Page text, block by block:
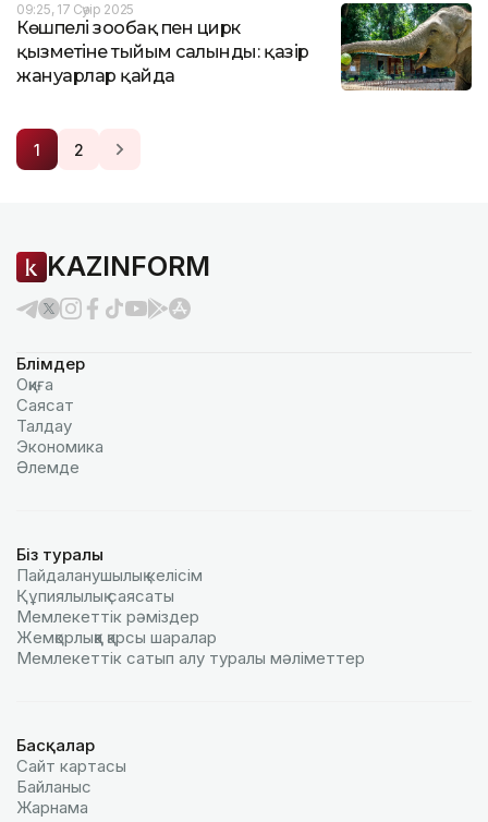
09:25, 17 Сәуір 2025
Көшпелі зообақ пен цирк
қызметіне тыйым салынды: қазір
жануарлар қайда
1 2
KAZINFORM
Бөлімдер
Оқиға
Саясат
Талдау
Экономика
Әлемде
Біз туралы
Пайдаланушылық келiciм
Құпиялылық саясаты
Мемлекеттік рәміздер
Жемқорлыққа қарсы шаралар
Мемлекеттік сатып алу туралы мәлiметтер
Басқалар
Сайт картасы
Байланыс
Жарнама